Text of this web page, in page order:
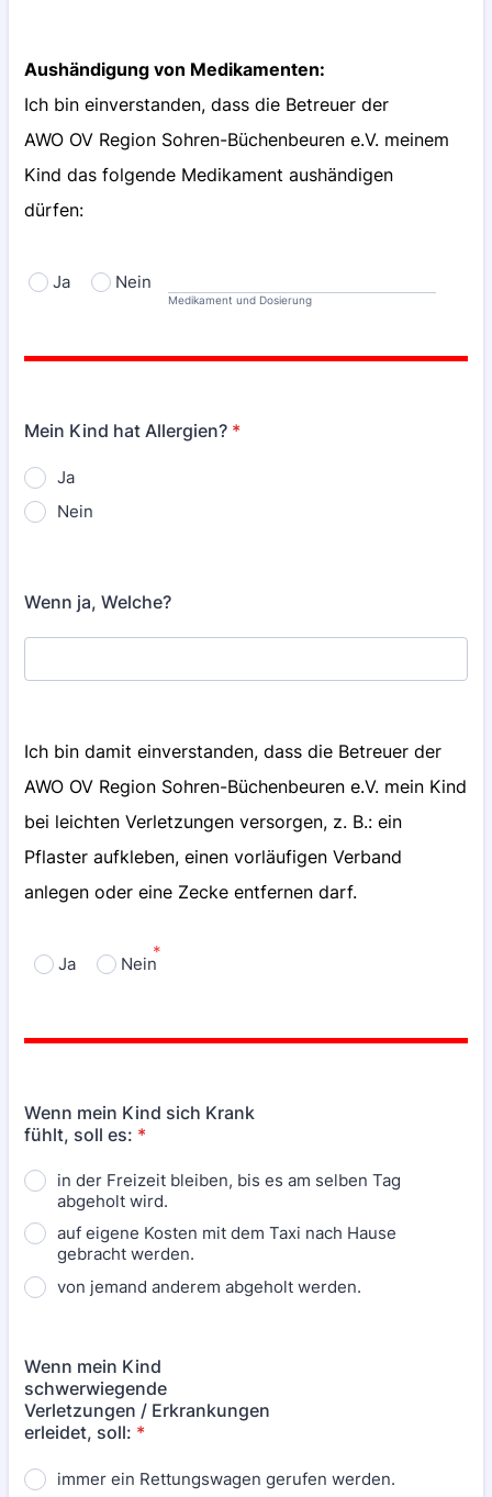
Aushändigung von Medikamenten:
Ich bin einverstanden, dass die Betreuer der
AWO OV Region Sohren-Büchenbeuren e.V. meinem
Kind das folgende Medikament aushändigen
dürfen:
Ja Nein
Medikament und Dosierung
Mein Kind hat Allergien? *
Ja
Nein
Wenn ja, Welche?
Ich bin damit einverstanden, dass die Betreuer der
AWO OV Region Sohren-Büchenbeuren e.V. mein Kind
bei leichten Verletzungen versorgen, z. B.: ein
Pflaster aufkleben, einen vorläufigen Verband
anlegen oder eine Zecke entfernen darf.
Ja Nein
*
Wenn mein Kind sich Krank
fühlt, soll es: *
in der Freizeit bleiben, bis es am selben Tag
abgeholt wird.
auf eigene Kosten mit dem Taxi nach Hause
gebracht werden.
von jemand anderem abgeholt werden.
Wenn mein Kind
schwerwiegende
Verletzungen / Erkrankungen
erleidet, soll: *
immer ein Rettungswagen gerufen werden.